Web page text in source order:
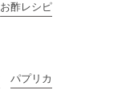
お酢レシピ
パプリカ